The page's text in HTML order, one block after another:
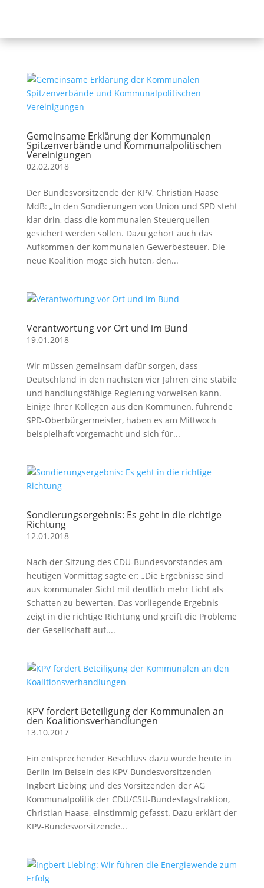
Gemeinsame Erklärung der Kommunalen
Spitzenverbände und Kommunalpolitischen
Vereinigungen
02.02.2018
Der Bundesvorsitzende der KPV, Christian Haase
MdB: „In den Sondierungen von Union und SPD steht
klar drin, dass die kommunalen Steuerquellen
gesichert werden sollen. Dazu gehört auch das
Aufkommen der kommunalen Gewerbesteuer. Die
neue Koalition möge sich hüten, den...
Verantwortung vor Ort und im Bund
19.01.2018
Wir müssen gemeinsam dafür sorgen, dass
Deutschland in den nächsten vier Jahren eine stabile
und handlungsfähige Regierung vorweisen kann.
Einige Ihrer Kollegen aus den Kommunen, führende
SPD-Oberbürgermeister, haben es am Mittwoch
beispielhaft vorgemacht und sich für...
Sondierungsergebnis: Es geht in die richtige
Richtung
12.01.2018
Nach der Sitzung des CDU-Bundesvorstandes am
heutigen Vormittag sagte er: „Die Ergebnisse sind
aus kommunaler Sicht mit deutlich mehr Licht als
Schatten zu bewerten. Das vorliegende Ergebnis
zeigt in die richtige Richtung und greift die Probleme
der Gesellschaft auf....
KPV fordert Beteiligung der Kommunalen an
den Koalitionsverhandlungen
13.10.2017
Ein entsprechender Beschluss dazu wurde heute in
Berlin im Beisein des KPV-Bundesvorsitzenden
Ingbert Liebing und des Vorsitzenden der AG
Kommunalpolitik der CDU/CSU-Bundestagsfraktion,
Christian Haase, einstimmig gefasst. Dazu erklärt der
KPV-Bundesvorsitzende...